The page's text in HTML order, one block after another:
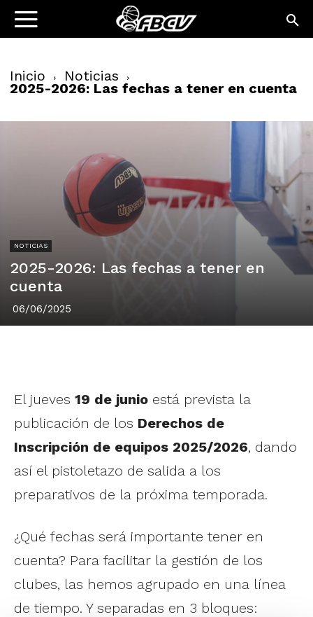
Inicio Noticias
2025-2026: Las fechas a tener en cuenta
NOTICIAS
2025-2026: Las fechas a tener en
cuenta
06/06/2025
El jueves 19 de junio está prevista la
publicación de los Derechos de
Inscripción de equipos 2025/2026, dando
así el pistoletazo de salida a los
preparativos de la próxima temporada.
¿Qué fechas será importante tener en
cuenta? Para facilitar la gestión de los
clubes, las hemos agrupado en una línea
de tiempo. Y separadas en 3 bloques: